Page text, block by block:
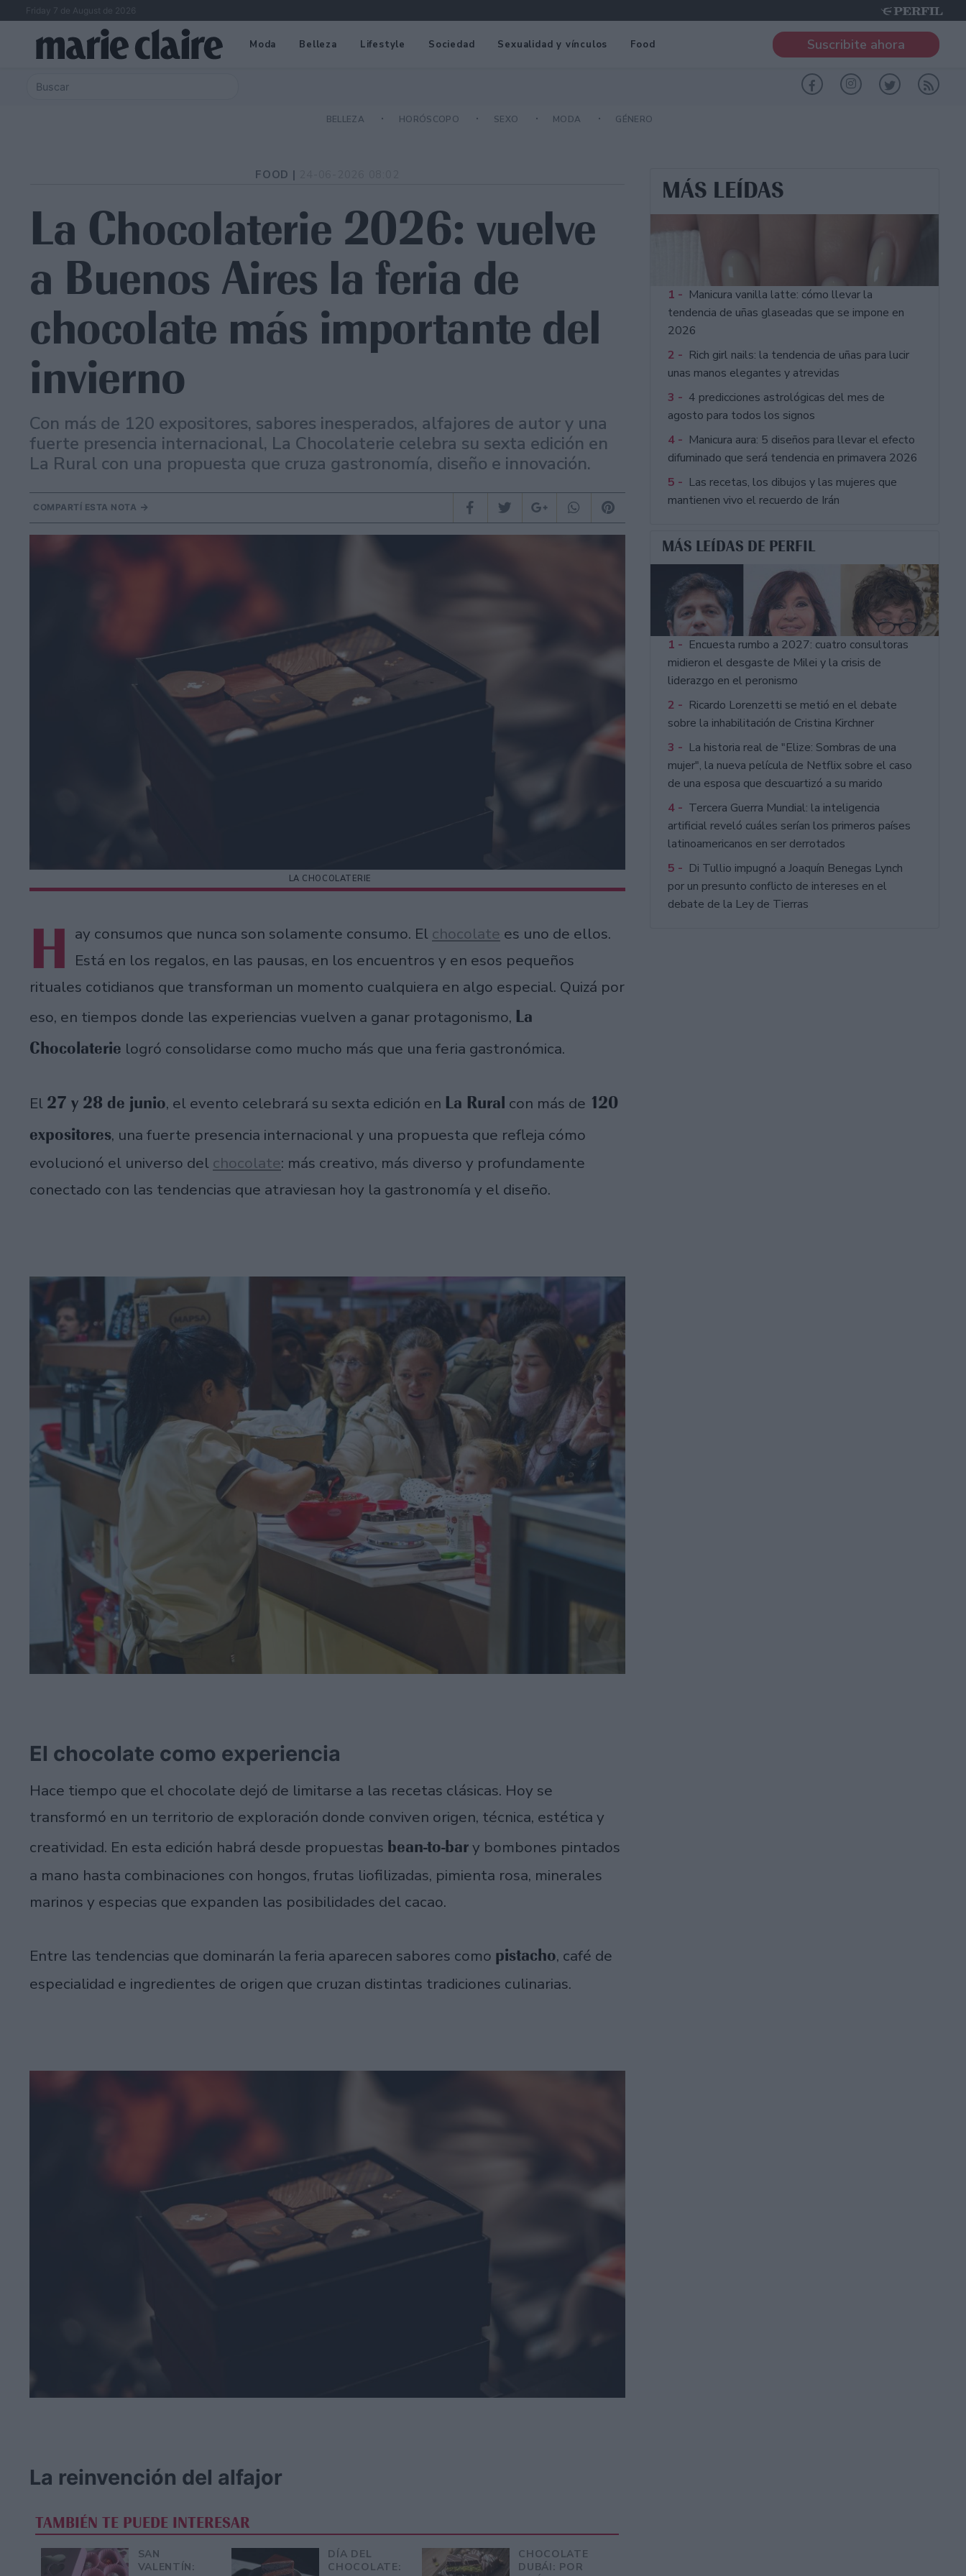
Friday 7 de August de 2026
Moda Belleza Lifestyle Sociedad Sexualidad y vínculos Food Suscribite ahora
BELLEZA HORÓSCOPO SEXO MODA GÉNERO
FOOD |
La Chocolaterie 2026: vuelve
a Buenos Aires la feria de
chocolate más importante del
invierno
Con más de 120 expositores, sabores inesperados, alfajores de autor y una
fuerte presencia internacional, La Chocolaterie celebra su sexta edición en
La Rural con una propuesta que cruza gastronomía, diseño e innovación.
COMPARTÍ ESTA NOTA
LA CHOCOLATERIE
H ay consumos que nunca son solamente consumo. El chocolate es uno de ellos.
Está en los regalos, en las pausas, en los encuentros y en esos pequeños
rituales cotidianos que transforman un momento cualquiera en algo especial. Quizá por
eso, en tiempos donde las experiencias vuelven a ganar protagonismo, La
Chocolaterie logró consolidarse como mucho más que una feria gastronómica.
El 27 y 28 de junio, el evento celebrará su sexta edición en La Rural con más de 120
expositores, una fuerte presencia internacional y una propuesta que refleja cómo
evolucionó el universo del chocolate: más creativo, más diverso y profundamente
conectado con las tendencias que atraviesan hoy la gastronomía y el diseño.
El chocolate como experiencia
Hace tiempo que el chocolate dejó de limitarse a las recetas clásicas. Hoy se
transformó en un territorio de exploración donde conviven origen, técnica, estética y
creatividad. En esta edición habrá desde propuestas bean-to-bary bombones pintados
a mano hasta combinaciones con hongos, frutas liofilizadas, pimienta rosa, minerales
marinos y especias que expanden las posibilidades del cacao.
Entre las tendencias que dominarán la feria aparecen sabores como pistacho, café de
especialidad e ingredientes de origen que cruzan distintas tradiciones culinarias.
La reinvención del alfajor
TAMBIÉN TE PUEDE INTERESAR
SAN
VALENTÍN:
DÍA DEL
CHOCOLATE:
CHOCOLATE
DUBÁI: POR
MÁS LEÍDAS
1 - Manicura vanilla latte: cómo llevar la
tendencia de uñas glaseadas que se impone en
2026
2 - Rich girl nails: la tendencia de uñas para lucir
unas manos elegantes y atrevidas
3 - 4 predicciones astrológicas del mes de
agosto para todos los signos
4 - Manicura aura: 5 diseños para llevar el efecto
difuminado que será tendencia en primavera 2026
5 - Las recetas, los dibujos y las mujeres que
mantienen vivo el recuerdo de Irán
MÁS LEÍDAS DE PERFIL
1 - Encuesta rumbo a 2027: cuatro consultoras
midieron el desgaste de Milei y la crisis de
liderazgo en el peronismo
2 - Ricardo Lorenzetti se metió en el debate
sobre la inhabilitación de Cristina Kirchner
3 - La historia real de "Elize: Sombras de una
mujer", la nueva película de Netflix sobre el caso
de una esposa que descuartizó a su marido
4 - Tercera Guerra Mundial: la inteligencia
artificial reveló cuáles serían los primeros países
latinoamericanos en ser derrotados
5 - Di Tullio impugnó a Joaquín Benegas Lynch
por un presunto conflicto de intereses en el
debate de la Ley de Tierras